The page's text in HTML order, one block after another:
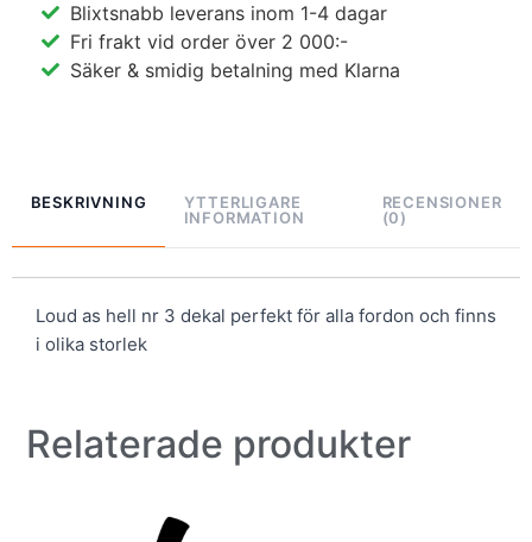
Blixtsnabb leverans inom 1-4 dagar
Fri frakt vid order över 2 000:-
Säker & smidig betalning med Klarna
BESKRIVNING
YTTERLIGARE
INFORMATION
RECENSIONER
(0)
Loud as hell nr 3 dekal perfekt för alla fordon och finns
i olika storlek
Relaterade produkter